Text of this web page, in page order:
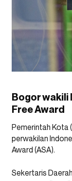
Bogor wakili
Free Award
Pemerintah Kota
perwakilan
Award (ASA).
Sekertaris